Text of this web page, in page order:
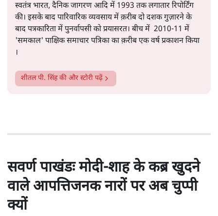
स्वतंत्र भारत, दैनिक जागरण आदि में 1993 तक लगातार रिपोर्टिंग
की। इसके बाद पारिवारिक व्यवसाय में क़रीब दो दशक गुज़ारने के
बाद पत्रकारिता में पुनर्वापसी को प्रयासरत। बीच में 2010-11 में
'समकाल' पाक्षिक समाचार पत्रिका का क़रीब एक वर्ष प्रकाशन किया
।
शीतल पी. सिंहकी और स्टोरी पढ़ें
सवर्ण पाखंडः मोदी-शाह के कब्र खुदने
वाले आपत्तिजनक नारों पर अब चुप्पी
क्यों